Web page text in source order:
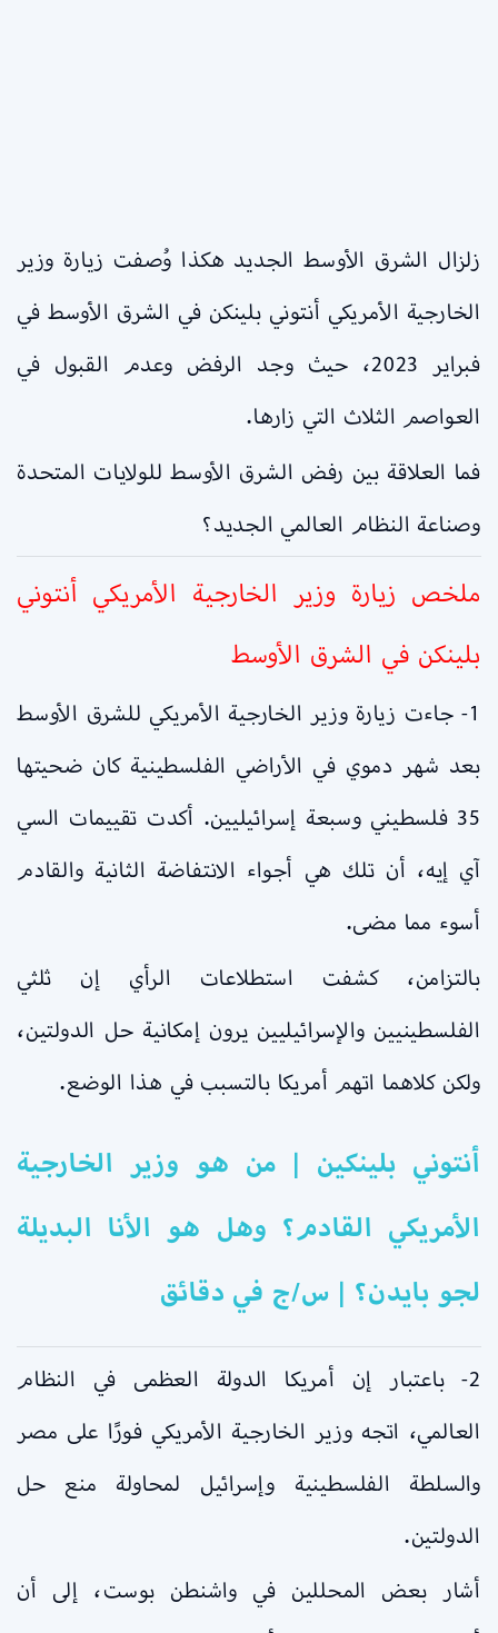
زلزال الشرق الأوسط الجديد هكذا وُصفت زيارة وزير
الخارجية الأمريكي أنتوني بلينكن في الشرق الأوسط في
فبراير 2023، حيث وجد الرفض وعدم القبول في
العواصم الثلاث التي زارها.
فما العلاقة بين رفض الشرق الأوسط للولايات المتحدة
وصناعة النظام العالمي الجديد؟
ملخص زيارة وزير الخارجية الأمريكي أنتوني
بلينكن في الشرق الأوسط
1- جاءت زيارة وزير الخارجية الأمريكي للشرق الأوسط
بعد شهر دموي في الأراضي الفلسطينية كان ضحيتها
35 فلسطيني وسبعة إسرائيليين. أكدت تقييمات السي
آي إيه، أن تلك هي أجواء الانتفاضة الثانية والقادم
أسوء مما مضى.
بالتزامن، كشفت استطلاعات الرأي إن ثلثي
الفلسطينيين والإسرائيليين يرون إمكانية حل الدولتين،
ولكن كلاهما اتهم أمريكا بالتسبب في هذا الوضع.
أنتوني بلينكين | من هو وزير الخارجية
الأمريكي القادم؟ وهل هو الأنا البديلة
لجو بايدن؟ | س/ج في دقائق
2- باعتبار إن أمريكا الدولة العظمى في النظام
العالمي، اتجه وزير الخارجية الأمريكي فورًا على مصر
والسلطة الفلسطينية وإسرائيل لمحاولة منع حل
الدولتين.
أشار بعض المحللين في واشنطن بوست، إلى أن